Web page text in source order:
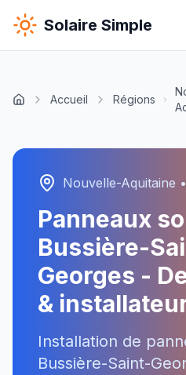
Solaire Simple
Accueil Régions
Nouvelle-Aquitaine •
Panneaux
Bussière-
Georges -
&
Installation de
Bussière-Saint-